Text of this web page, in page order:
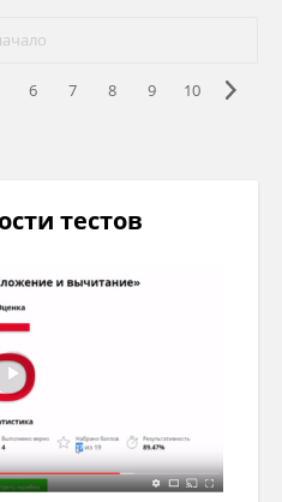
6 7 8 9 10
тестов